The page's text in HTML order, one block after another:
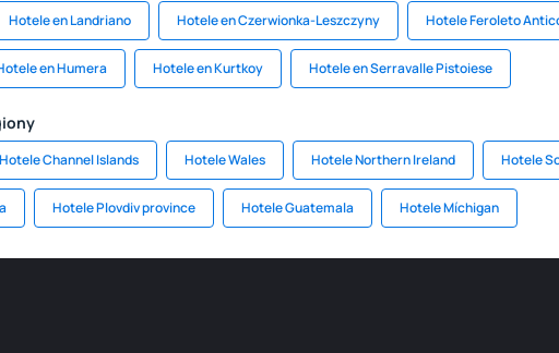
Hotele en Landriano Hotele en Czerwionka-Leszczyny Hotele Feroleto
en Humera Hotele en Kurtkoy Hotele en Serravalle Pistoiese
Hotele Channel Islands Hotele Wales Hotele Northern Ireland Hotele
Hotele Plovdiv province Hotele Guatemala Hotele Míchigan